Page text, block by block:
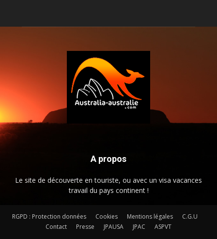
A propos
Le site de découverte en touriste, ou avec un visa vacances
travail du pays continent !
RGPD : Protection données Cookies Mentions légales
C.G.U
Contact
Presse JPAUSA JPAC ASPVT